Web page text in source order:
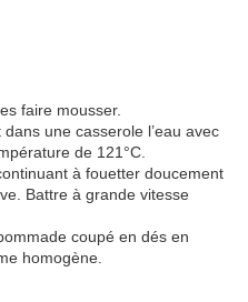
faire mousser.
une casserole l’eau avec
de 121°C.
à fouetter doucement
Battre à grande vitesse
coupé en dés en
homogène.